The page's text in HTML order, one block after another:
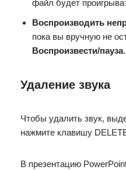
файл будет
Воспроизводить
пока вы вручную не
Воспроизвести/пауза.
Удаление звука
Чтобы удалить звук,
нажмите клавишу
В презентацию